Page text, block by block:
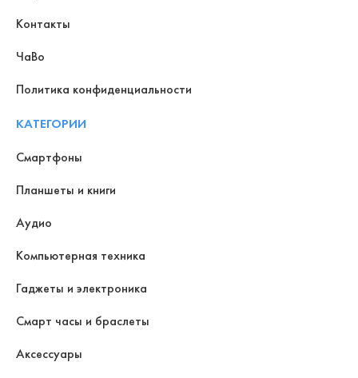
Контакты
ЧаВо
Политика конфиденциальности
КАТЕГОРИИ
Смартфоны
Планшеты и книги
Аудио
Компьютерная техника
Гаджеты и электроника
Смарт часы и браслеты
Аксессуары